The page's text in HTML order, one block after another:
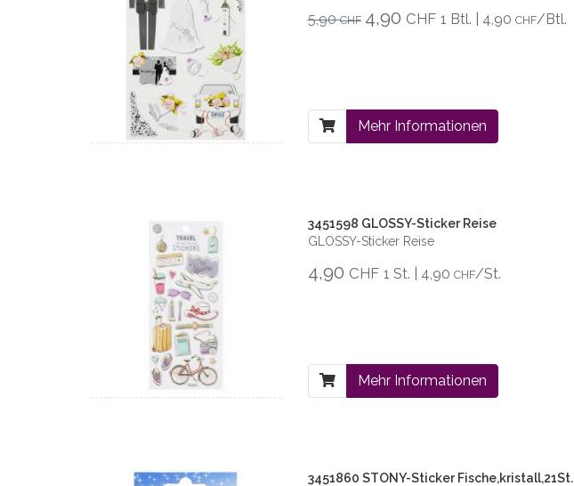
5,90CHF 4,90 CHF 1 Btl. | 4,90 CHF/Btl.
Mehr Informationen
3451598 GLOSSY-Sticker Reise
GLOSSY-Sticker Reise
4,90 CHF 1 St. | 4,90 CHF/St.
Mehr Informationen
3451860 STONY-Sticker Fische,kristall,21St.